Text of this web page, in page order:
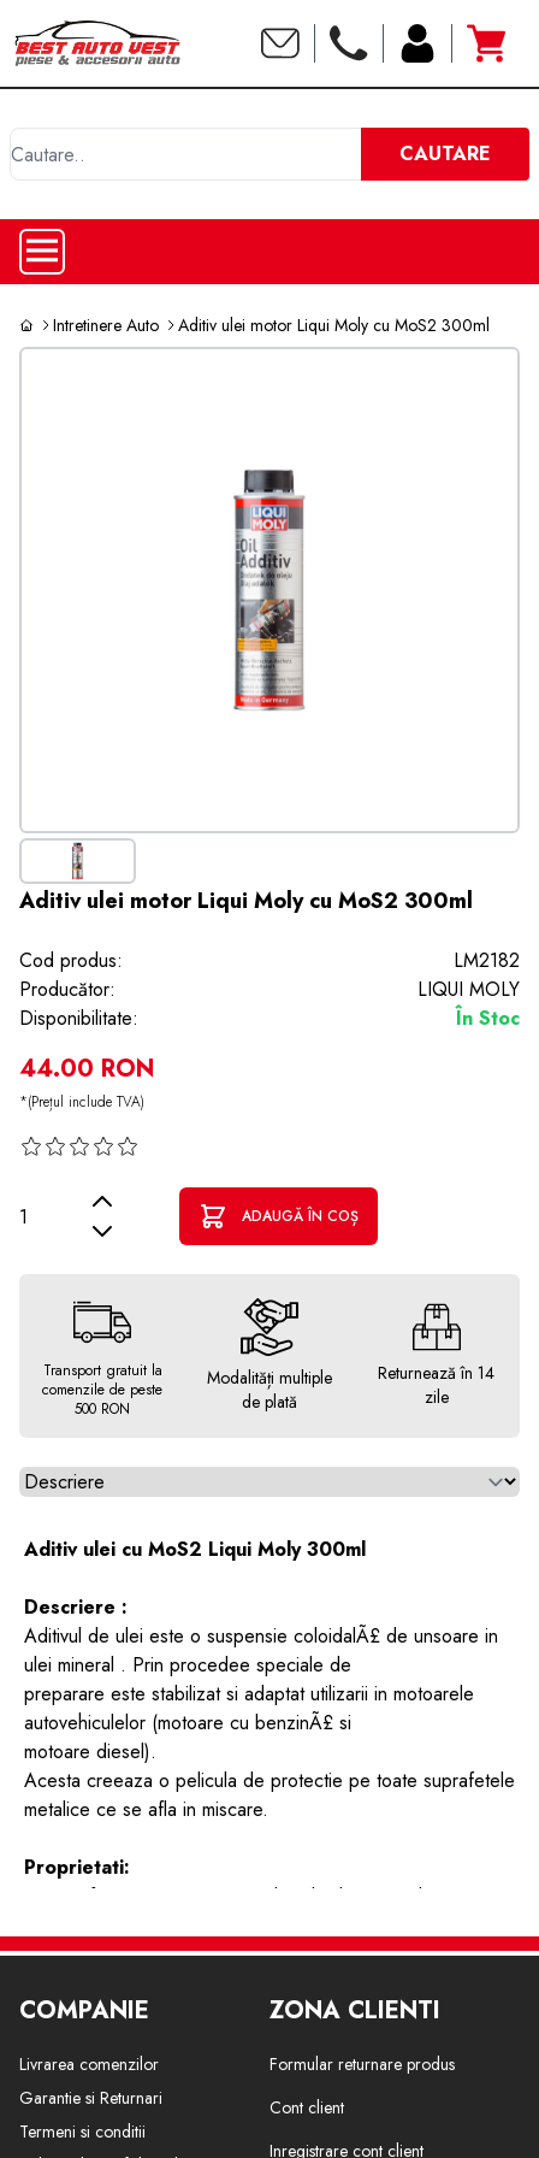
CAUTARE
Intretinere Auto Aditiv ulei motor Liqui Moly cu MoS2 300ml
Aditiv ulei motor Liqui Moly cu MoS2 300ml
Cod produs:
LM2182
Producător:
LIQUI MOLY
Disponibilitate:
În Stoc
44.00 RON
*(Prețul include TVA)
ADAUGĂ ÎN COȘ
Transport gratuit la
comenzile de peste
500 RON
Modalități multiple
de plată
Returnează în 14
zile
Alegeti tab
Aditiv ulei cu MoS2 Liqui Moly 300ml
Descriere :
Aditivul de ulei este o suspensie coloidalÃ£ de unsoare in
ulei mineral . Prin procedee speciale de
preparare este stabilizat si adaptat utilizarii in motoarele
autovehiculelor (motoare cu benzinÃ£ si
motoare diesel).
Acesta creeaza o pelicula de protectie pe toate suprafetele
metalice ce se afla in miscare.
Proprietati:
- poate fi amestecat cu toate uleiurile de motor din comert
- nu se sedimenteaza utilizabil cu sistemele de filtrare
- reduce frecarile si uzura la rodaj si in exploatare
- reduce consumul de ulei si de carburant
- mareste functionarea silentioasa fiabilitatea si
economicitatea motoarelor
COMPANIE
Livrarea comenzilor
Garantie si Returnari
Termeni si conditii
ZONA CLIENTI
Formular returnare produs
Cont client
Inregistrare cont client